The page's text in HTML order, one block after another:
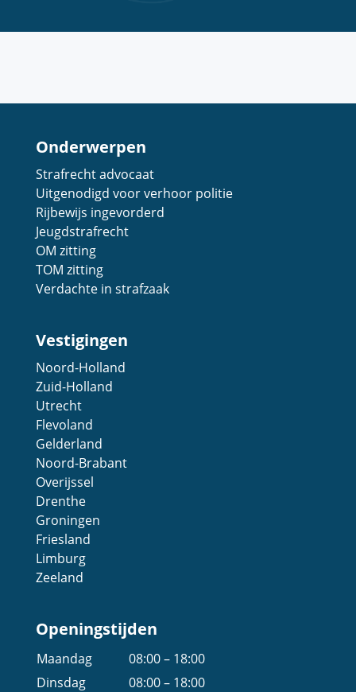
Onderwerpen
Strafrecht advocaat
Uitgenodigd voor verhoor politie
Rijbewijs ingevorderd
Jeugdstrafrecht
OM zitting
TOM zitting
Verdachte in strafzaak
Vestigingen
Noord-Holland
Zuid-Holland
Utrecht
Flevoland
Gelderland
Noord-Brabant
Overijssel
Drenthe
Groningen
Friesland
Limburg
Zeeland
Openingstijden
Maandag
08:00 – 18:00
Dinsdag
08:00 – 18:00